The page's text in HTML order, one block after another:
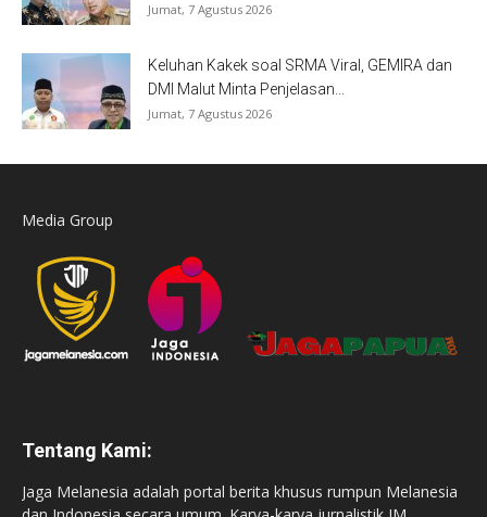
Jumat, 7 Agustus 2026
Keluhan Kakek soal SRMA Viral, GEMIRA dan
DMI Malut Minta Penjelasan...
Jumat, 7 Agustus 2026
Media Group
Tentang Kami:
Jaga Melanesia adalah portal berita khusus rumpun Melanesia